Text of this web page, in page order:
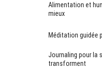
Alimentation et
mieux
Méditation guidée
Journaling pour la
transforment